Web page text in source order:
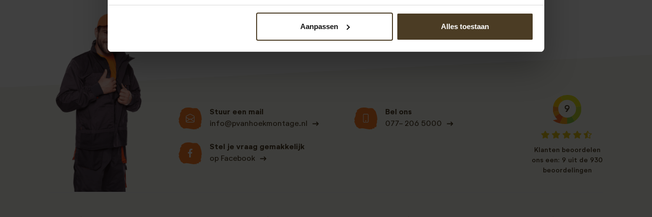
Aanpassen Alles toestaan
Stuur een mail
info@pvanhoekmontage.nl
Bel ons
077- 206 5000
Stel je vraag gemakkelijk
op Facebook
9
Klanten beoordelen
ons een: 9 uit de 930
beoordelingen